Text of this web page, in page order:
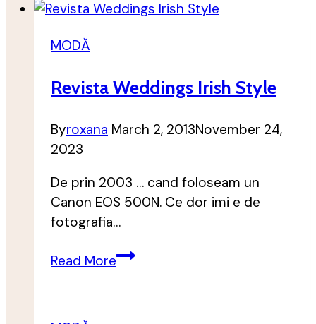
TinarR
MODĂ
Revista Weddings Irish Style
Byroxana March 2, 2013November 24,
2023
De prin 2003 … cand foloseam un
Canon EOS 500N. Ce dor imi e de
fotografia…
Read MoreRevista